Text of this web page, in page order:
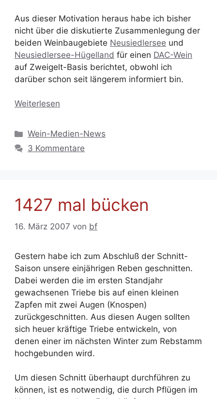
Aus dieser Motivation heraus habe ich bisher
nicht über die diskutierte Zusammenlegung der
beiden Weinbaugebiete Neusiedlersee und
Neusiedlersee-Hügelland für einen DAC-Wein
auf Zweigelt-Basis berichtet, obwohl ich
darüber schon seit längerem informiert bin.
Weiterlesen
Kategorien
Wein-Medien-News
3 Kommentare
1427 mal bücken
16. März 2007 von bf
Gestern habe ich zum Abschluß der Schnitt-
Saison unsere einjährigen Reben geschnitten.
Dabei werden die im ersten Standjahr
gewachsenen Triebe bis auf einen kleinen
Zapfen mit zwei Augen (Knospen)
zurückgeschnitten. Aus diesen Augen sollten
sich heuer kräftige Triebe entwickeln, von
denen einer im nächsten Winter zum Rebstamm
hochgebunden wird.
Um diesen Schnitt überhaupt durchführen zu
können, ist es notwendig, die durch Pflügen im